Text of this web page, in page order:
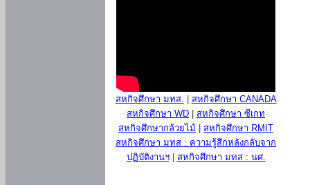
สหกิจศึกษา มทส.
สหกิจศึกษา CANADA
สหกิจศึกษา WD
สหกิจศึกษา ซีเกท
สหกิจศึกษากล้วยไม้
สหกิจศึกษา RMIT
สหกิจศึกษา มทส : ความรู้สึกหลังกลับจาก
ปฏิบัติงานฯ| สหกิจศึกษา มทส : นศ.